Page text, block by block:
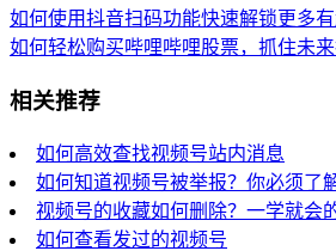
如何使用抖音扫码功能快速解锁更多
如何轻松购买哔哩哔哩股票，抓住未
相关推荐
如何高效查找视频号站内消息
如何知道视频号被举报？你必须了
视频号的收藏如何删除？一学就会
如何查看发过的视频号